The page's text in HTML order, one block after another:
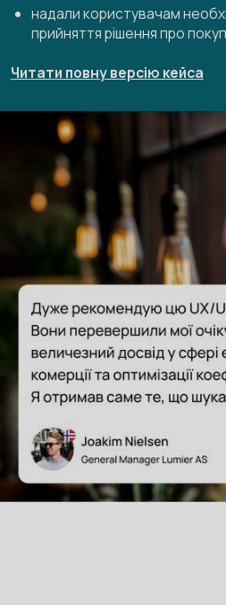
надали користувачам
прийняття рішення про
Читати повну версію кейса